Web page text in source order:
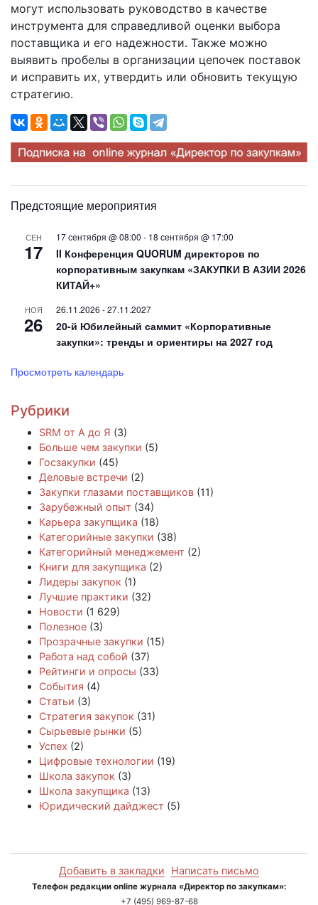
могут использовать руководство в качестве
инструмента для справедливой оценки выбора
поставщика и его надежности. Также можно
выявить пробелы в организации цепочек поставок
и исправить их, утвердить или обновить текущую
стратегию.
Предстоящие мероприятия
СЕН
17
17 сентября @ 08:00 - 18 сентября @ 17:00
II Конференция QUORUM директоров по
корпоративным закупкам «ЗАКУПКИ В АЗИИ 2026
КИТАЙ+»
НОЯ
26
26.11.2026 -27.11.2027
20-й Юбилейный саммит «Корпоративные
закупки»: тренды и ориентиры на 2027 год
Просмотреть календарь
Рубрики
SRM от А до Я (3)
Больше чем закупки (5)
Госзакупки (45)
Деловые встречи (2)
Закупки глазами поставщиков (11)
Зарубежный опыт (34)
Карьера закупщика (18)
Категорийные закупки (38)
Категорийный менеджемент (2)
Книги для закупщика (2)
Лидеры закупок (1)
Лучшие практики (32)
Новости (1 629)
Полезное (3)
Прозрачные закупки (15)
Работа над собой (37)
Рейтинги и опросы (33)
События (4)
Статьи (3)
Стратегия закупок (31)
Сырьевые рынки (5)
Успех (2)
Цифровые технологии (19)
Школа закупок (3)
Школа закупщика (13)
Юридический дайджест (5)
Добавить в закладки Написать письмо
Телефон редакции online журнала «Директор по закупкам»:
+7 (495) 969-87-68